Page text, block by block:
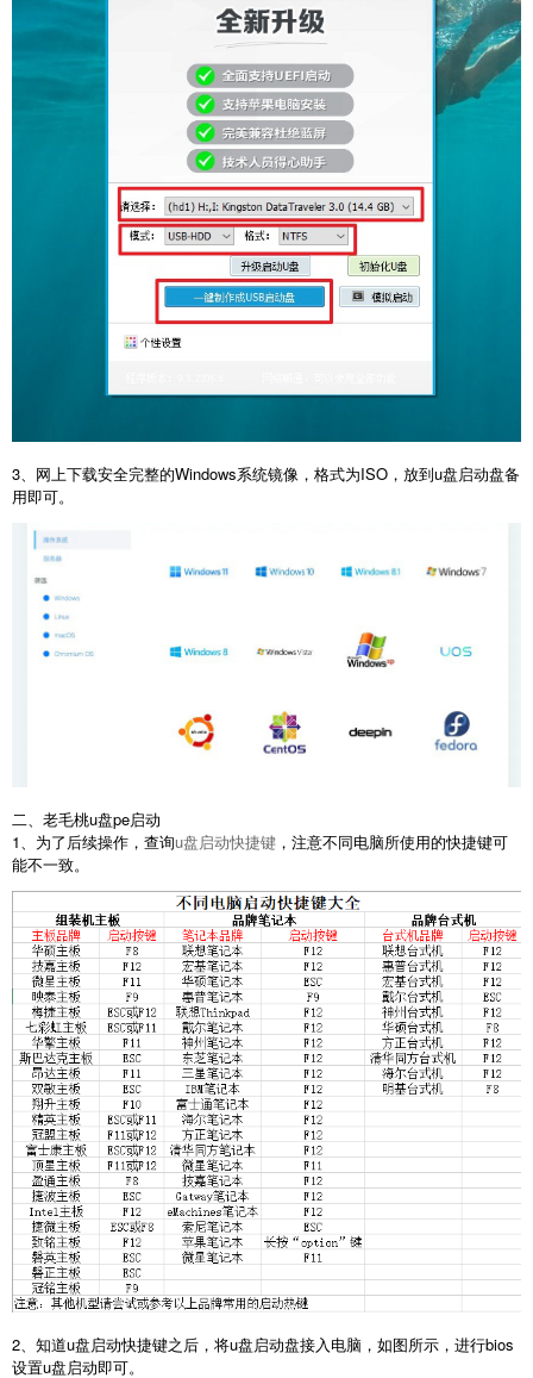
3、网上下载安全完整的Windows系统镜像，格式为ISO，放到u盘启动盘备
用即可。
二、老毛桃u盘pe启动
1、为了后续操作，查询u盘启动快捷键 ，注意不同电脑所使用的快捷键可
能不一致。
2、知道u盘启动快捷键之后，将u盘启动盘接入电脑，如图所示，进行bios
设置u盘启动即可。